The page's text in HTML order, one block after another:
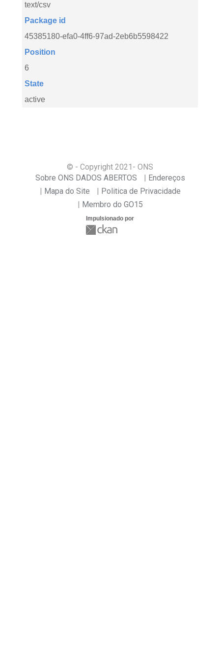
text/csv
Package id
45385180-efa0-4ff6-97ad-2eb6b5598422
Position
6
State
active
© - Copyright 2021 - ONS
Sobre ONS DADOS ABERTOS
Endereços
Mapa do Site
Politica de Privacidade
Membro do GO15
Impulsionado por